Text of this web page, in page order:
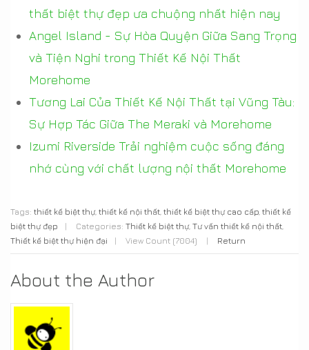
thất biệt thự đẹp ưa chuộng nhất hiện nay
Angel Island - Sự Hòa Quyện Giữa Sang Trọng
và Tiện Nghi trong Thiết Kế Nội Thất
Morehome
Tương Lai Của Thiết Kế Nội Thất tại Vũng Tàu:
Sự Hợp Tác Giữa The Meraki và Morehome
Izumi Riverside Trải nghiệm cuộc sống đáng
nhớ cùng với chất lượng nội thất Morehome
Tags: thiết kế biệt thự, thiết kế nội thất, thiết kế biệt thự cao cấp, thiết kế
biệt thự đẹp
| Categories: Thiết kế biệt thự, Tư vấn thiết kế nội thất,
Thiết kế biệt thự hiện đại
| View Count (7004) | Return
About the Author